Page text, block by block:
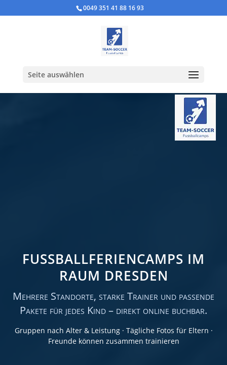
0049 351 41 88 16 93
Seite auswählen
FUSSBALLFERIENCAMPS IM R
AUM DRESDEN
Mehrere Standorte, starke Trainer und passende
Pakete für jedes Kind – direkt online buchbar.
Gruppen nach Alter & Leistung · Tägliche Fotos für Eltern ·
Freunde können zusammen trainieren